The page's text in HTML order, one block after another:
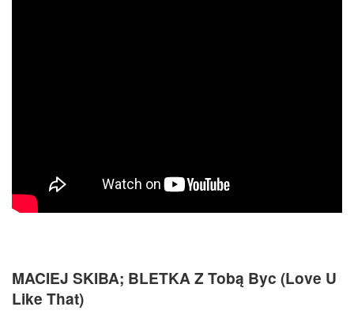
MACIEJ SKIBA; BLETKA Z Tobą Byc (Love U
Like That)